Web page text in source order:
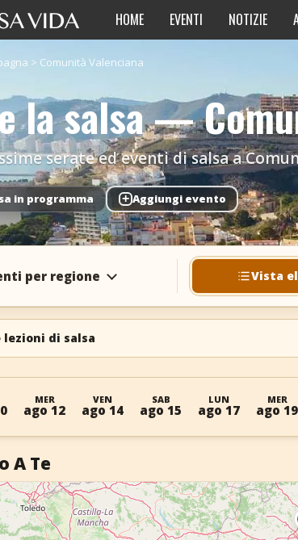
HOME EVENTI NOTIZIE
> Comunità Valenciana
la salsa —
serate ed eventi di salsa a
in programma + Aggiungi evento
per regione Vista
lezioni di salsa
MER
ago 12
VEN
ago 14
SAB
ago 15
LUN
ago 17
MER
ago 19
A Te